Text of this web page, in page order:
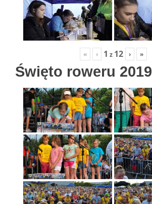
« ‹ 1 z 12 › »
Święto roweru 2019